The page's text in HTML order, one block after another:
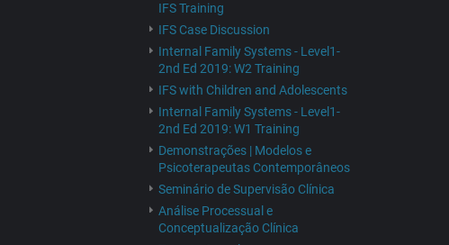
IFS Training
IFS Case Discussion
Internal Family Systems - Level1-
2nd Ed 2019: W2 Training
IFS with Children and Adolescents
Internal Family Systems - Level1-
2nd Ed 2019: W1 Training
Demonstrações | Modelos e
Psicoterapeutas Contemporâneos
Seminário de Supervisão Clínica
Análise Processual e
Conceptualização Clínica